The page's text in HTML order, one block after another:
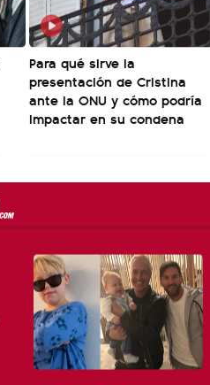
Para qué sirve la
presentación de Cristina
ante la ONU y cómo podría
impactar en su condena